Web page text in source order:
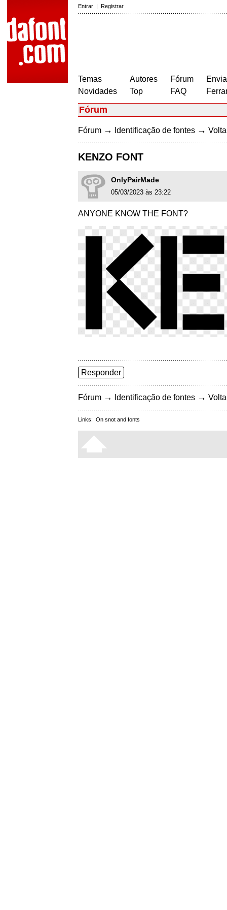
Entrar | Registrar
Temas
Novidades
Autores
Top
Fórum
FAQ
Fórum
Fórum → Identificação de fontes →
KENZO FONT
OnlyPairMade
05/03/2023 às 23:22
ANYONE KNOW THE FONT?
Responder
Fórum → Identificação de fontes →
Links: On snot and fonts